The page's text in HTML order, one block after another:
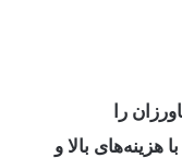
را
بالا و